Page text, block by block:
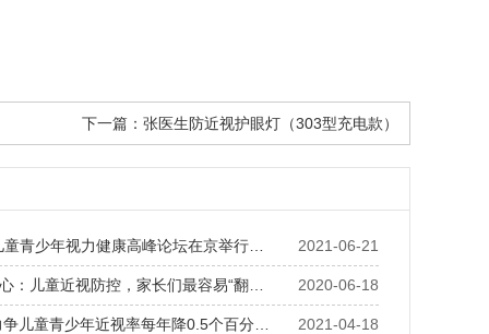
下一篇： 张医生防近视护眼灯（303型充电款）
2021-06-21
童青少年视力健康高峰论坛在京举行…
2020-06-18
：儿童近视防控，家长们最容易“翻…
2021-04-18
儿童青少年近视率每年降0.5个百分…